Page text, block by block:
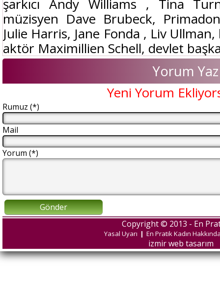
şarkıcı Andy Williams , Tina
müzisyen Dave Brubeck,
Julie Harris, Jane Fonda , Liv
aktör Maximillien Schell, devlet
Yorum Yaz
Yeni Yorum
Rumuz (*)
Mail
Yorum (*)
Gönder
Copyright © 2013 - En
Yasal Uyarı | En Pratik Kadın
izmir web tasarım